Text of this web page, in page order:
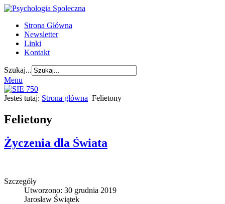
Strona Główna
Newsletter
Linki
Kontakt
Szukaj...
Menu
Jesteś tutaj: Strona główna Felietony
Felietony
Życzenia dla Świata
Szczegóły
Utworzono: 30 grudnia 2019
Jarosław Świątek